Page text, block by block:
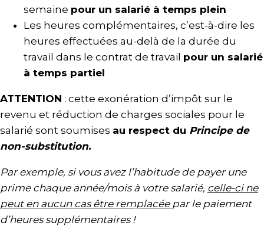
semaine pour un salarié à temps plein
Les heures complémentaires, c’est-à-dire les
heures effectuées au-delà de la durée du
travail dans le contrat de travail pour un salarié
à temps partiel
ATTENTION : cette exonération d’impôt sur le
revenu et réduction de charges sociales pour le
salarié sont soumises au respect du Principe de
non-substitution.
Par exemple, si vous avez l’habitude de payer une
prime chaque année/mois à votre salarié, celle-ci ne
peut en aucun cas être remplacée par le paiement
d’heures supplémentaires !